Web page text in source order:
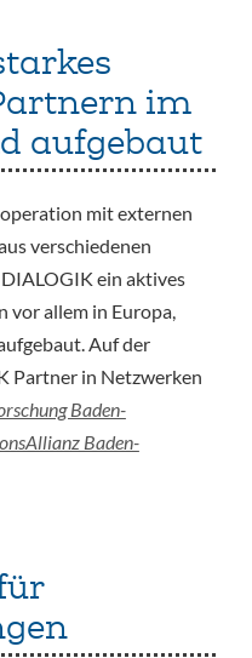
im
aufgebaut
mit externen
verschiedenen
ein aktives
allem in Europa,
Auf der
Partner in Netzwerken
Baden-
Baden-